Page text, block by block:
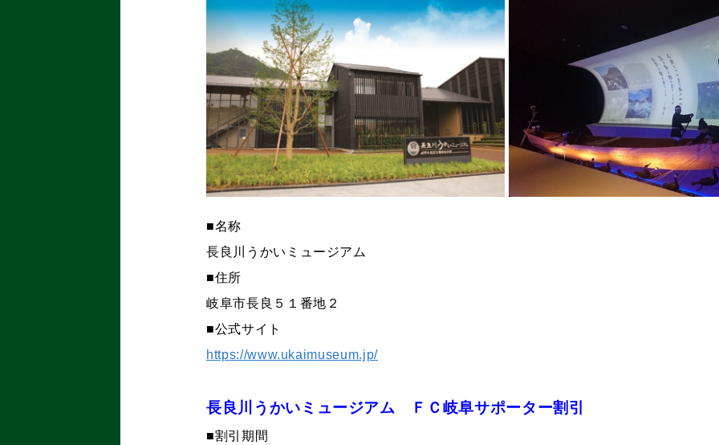
■名称
長良川うかいミュージアム
■住所
岐阜市長良５１番地２
■公式サイト
https://www.ukaimuseum.jp/
長良川うかいミュージアム ＦＣ岐阜サポーター割引
■割引期間